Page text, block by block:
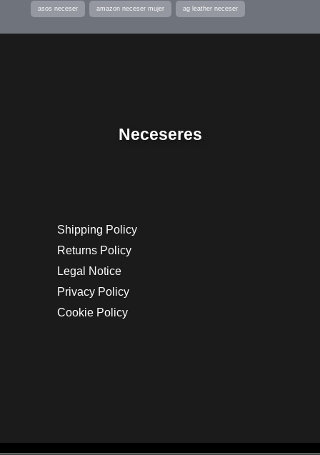
asos neceser amazon neceser mujer ag leather neceser
Neceseres
Shipping Policy
Returns Policy
Legal Notice
Privacy Policy
Cookie Policy